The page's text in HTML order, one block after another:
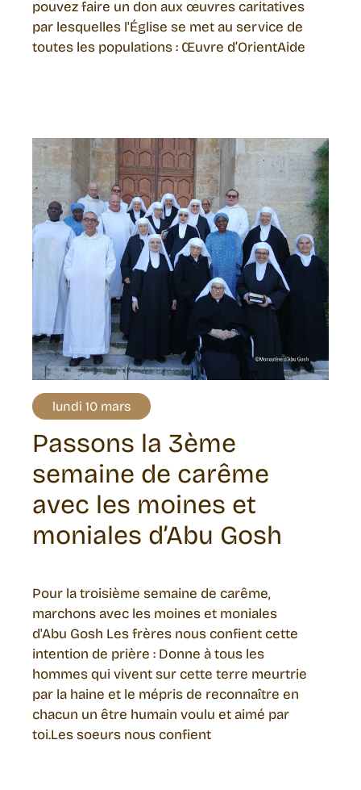
pouvez faire un don aux œuvres caritatives
par lesquelles l'Église se met au service de
toutes les populations : Œuvre d’OrientAide
lundi 10 mars
Passons la 3ème
semaine de carême
avec les moines et
moniales d’Abu Gosh
Pour la troisième semaine de carême,
marchons avec les moines et moniales
d'Abu Gosh Les frères nous confient cette
intention de prière : Donne à tous les
hommes qui vivent sur cette terre meurtrie
par la haine et le mépris de reconnaître en
chacun un être humain voulu et aimé par
toi.Les soeurs nous confient